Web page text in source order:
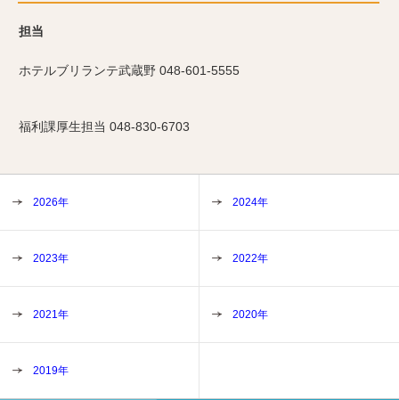
担当
ホテルブリランテ武蔵野 048-601-5555
福利課厚生担当 048-830-6703
2026年 2024年
2023年 2022年
2021年 2020年
2019年